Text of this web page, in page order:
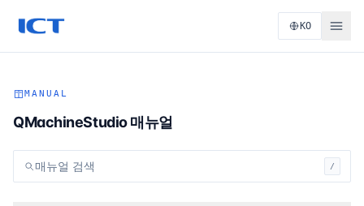
KO
MANUAL
QMachineStudio 매뉴얼
매뉴얼 검색 /